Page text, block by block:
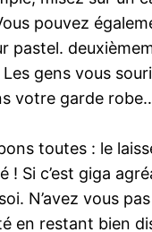
pouvez
pastel.
gens vous
votre garde
toutes : le
! Si c’est giga
N’avez vous
en restant bien